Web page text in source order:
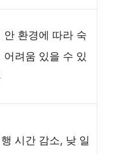
안 환경에 따라 숙
어려움 있을 수 있
시간 감소, 낮 일